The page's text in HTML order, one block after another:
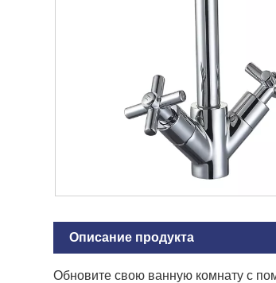
Описание продукта
Обновите свою ванную комнату с